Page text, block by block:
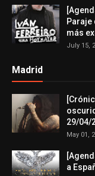
Paraje
más
July 15,
Madrid
29/04/
May 01,
a